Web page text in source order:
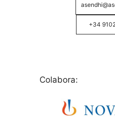
+34
Colabora: